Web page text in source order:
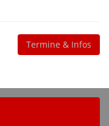
Termine & Infos